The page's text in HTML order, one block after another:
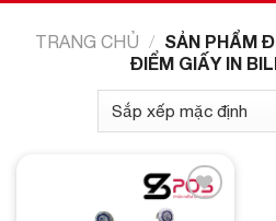
TRANG CHỦ / SẢN PHẨM
ĐIỂM GIẤY IN